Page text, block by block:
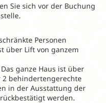
Sie sich vor der Buchung
Personen
über Lift von ganzem
ganze Haus ist über
behindertengerechte
in der Ausstattung der
werden.